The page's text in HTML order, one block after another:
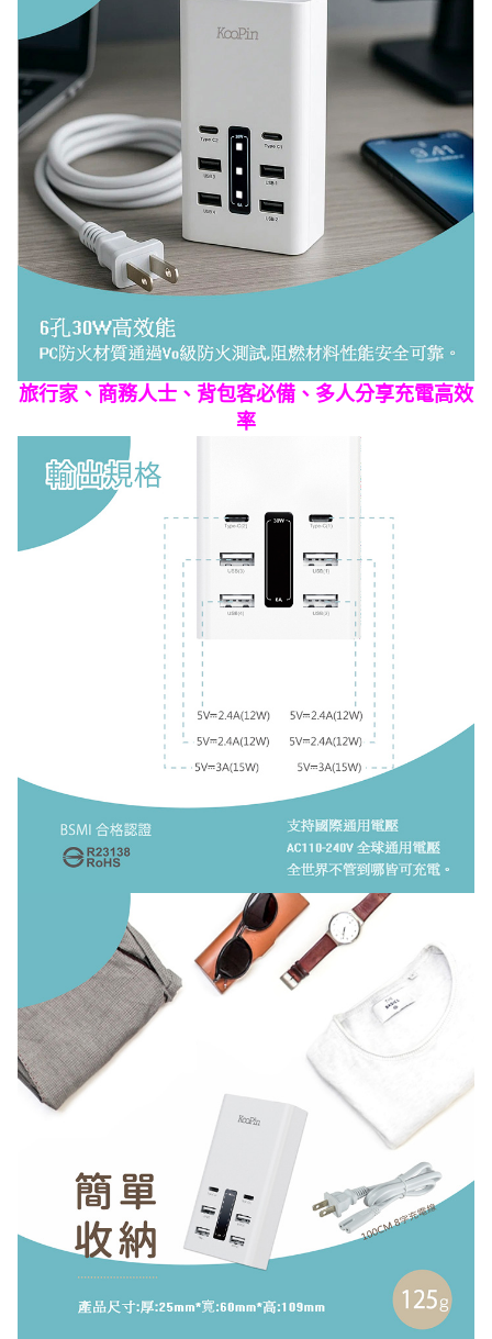
旅行家、商務人士、背包客必備、多人分享充電高效
率